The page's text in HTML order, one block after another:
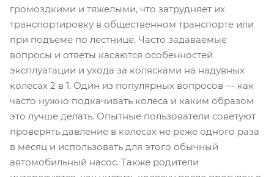
громоздкими и тяжелыми, что затрудняет их
транспортировку в общественном транспорте или
при подъеме по лестнице. Часто задаваемые
вопросы и ответы касаются особенностей
эксплуатации и ухода за колясками на надувных
колесах 2 в 1. Один из популярных вопросов — как
часто нужно подкачивать колеса и каким образом
это лучше делать. Опытные пользователи советуют
проверять давление в колесах не реже одного раза
в месяц и использовать для этого обычный
автомобильный насос. Также родители